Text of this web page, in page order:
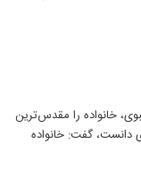
خانواده را مقدس‌ترین
دانست، گفت: خانواده